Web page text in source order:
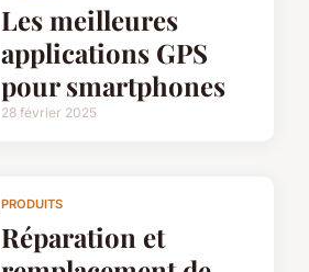
Les meilleures
applications GPS
pour smartphones
28 février 2025
PRODUITS
Réparation et